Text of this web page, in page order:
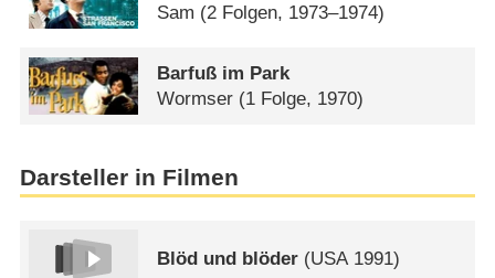
Sam (2 Folgen, 1973–1974)
Barfuß im Park
Wormser (1 Folge, 1970)
Darsteller in Filmen
Blöd und blöder (USA1991)